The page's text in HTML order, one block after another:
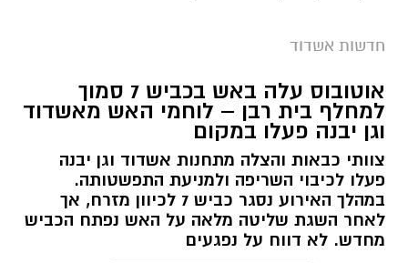
להורדת אפליקציה של אשדוד נט לחצו כאן
עקבו בפייסבוק
עקבו באינסטגרם
צילום: שמחה חסיד הצלה דרום
אירוע ירי התרחש הלילה (בין שבת לראשון) ברובע
ב’ באשדוד. כתוצאה מהירי נפצע גבר כבן 30.
צוותי מד”א ואיחוד הצלה שהוזעקו למקום העניקו
לפצוע טיפול רפואי ראשוני בזירה. לאחר מכן הוא
פונה לבית החולים כשמצבו מוגדר בינוני.
חדשות אשדוד
אוטובוס עלה באש בכביש 7 סמוך
למחלף בית רבן – לוחמי האש מאשדוד
וגן יבנה פעלו במקום
צוותי כבאות והצלה מתחנות אשדוד וגן יבנה
פעלו לכיבוי השריפה ולמניעת התפשטותה.
במהלך האירוע נסגר כביש 7 לכיוון מזרח, אך
לאחר השגת שליטה מלאה על האש נפתח הכביש
מחדש. לא דווח על נפגעים